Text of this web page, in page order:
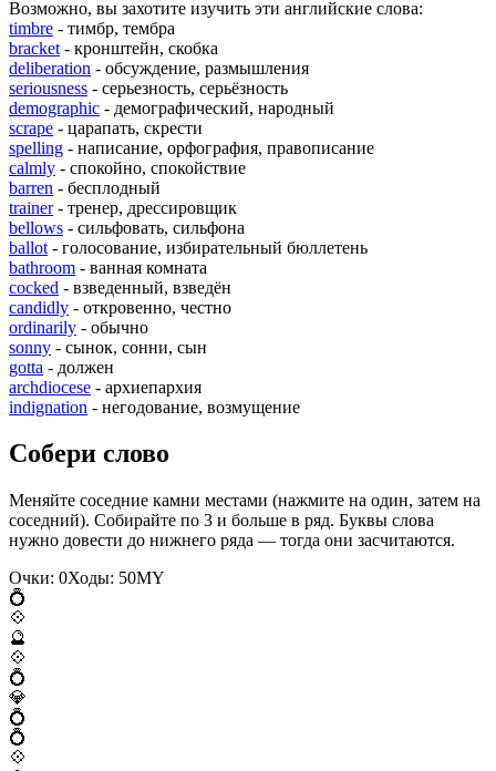
Возможно, вы захотите изучить эти английские слова:
timbre - тимбр, тембра
bracket - кронштейн, скобка
deliberation - обсуждение, размышления
seriousness - серьезность, серьёзность
demographic - демографический, народный
scrape - царапать, скрести
spelling - написание, орфография, правописание
calmly - спокойно, спокойствие
barren - бесплодный
trainer- тренер, дрессировщик
bellows - сильфовать, сильфона
ballot - голосование, избирательный бюллетень
bathroom - ванная комната
cocked - взведенный, взведён
candidly - откровенно, честно
ordinarily - обычно
sonny - сынок, сонни, сын
gotta - должен
archdiocese - архиепархия
indignation - негодование, возмущение
Собери слово
Меняйте соседние камни местами (нажмите на один, затем на
соседний). Собирайте по 3 и больше в ряд. Буквы слова
нужно довести до нижнего ряда — тогда они засчитаются.
Очки: 0Ходы: 50MY
💍
💠
🔮
💠
💍
💎
💍
💍
💠